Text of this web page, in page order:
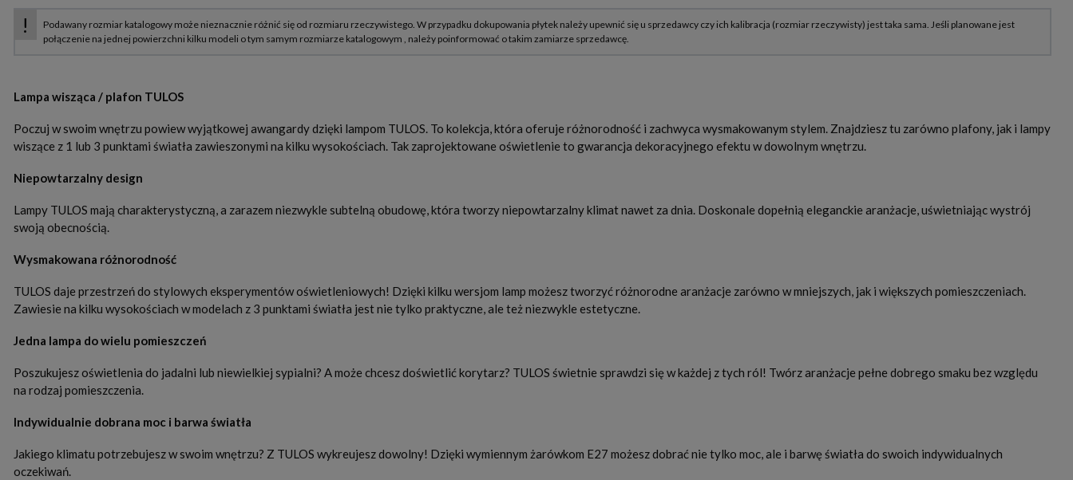
Lampa wisząca / plafon TULOS
Poczuj w swoim wnętrzu powiew wyjątkowej awangardy dzięki lampom TULOS. To kolekcja, która oferuje różnorodność i zachwyca wysmakowanym stylem. Znajdziesz tu zarówno plafony, jak i lampy
wiszące z 1 lub 3 punktami światła zawieszonymi na kilku wysokościach. Tak zaprojektowane oświetlenie to gwarancja dekoracyjnego efektu w dowolnym wnętrzu.
Niepowtarzalny design
Lampy TULOS mają charakterystyczną, a zarazem niezwykle subtelną obudowę, która tworzy niepowtarzalny klimat nawet za dnia. Doskonale dopełnią eleganckie aranżacje, uświetniając wystrój
swoją obecnością.
Wysmakowana różnorodność
TULOS daje przestrzeń do stylowych eksperymentów oświetleniowych! Dzięki kilku wersjom lamp możesz tworzyć różnorodne aranżacje zarówno w mniejszych, jak i większych pomieszczeniach.
Zawiesie na kilku wysokościach w modelach z 3 punktami światła jest nie tylko praktyczne, ale też niezwykle estetyczne.
Jedna lampa do wielu pomieszczeń
Poszukujesz oświetlenia do jadalni lub niewielkiej sypialni? A może chcesz doświetlić korytarz? TULOS świetnie sprawdzi się w każdej z tych ról! Twórz aranżacje pełne dobrego smaku bez względu
na rodzaj pomieszczenia.
Indywidualnie dobrana moc i barwa światła
Jakiego klimatu potrzebujesz w swoim wnętrzu? Z TULOS wykreujesz dowolny! Dzięki wymiennym żarówkom E27 możesz dobrać nie tylko moc, ale i barwę światła do swoich indywidualnych
oczekiwań.